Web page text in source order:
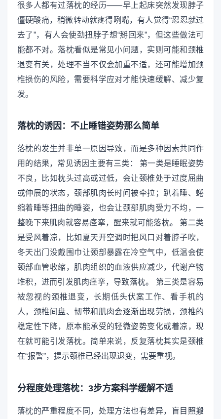
很多人都有过落枕的经历——早上起床突然发现脖子
僵硬酸痛，稍微转动就疼得咧嘴，有人觉得“忍忍就过
去了”，有人会使劲扭脖子想“掰回来”，但这些做法可
能都不对。落枕看似是常见小问题，实则可能和颈椎
退变有关，处理不当不仅会加重不适，还可能增加颈
椎损伤的风险，需要科学应对才能快速缓解、减少复
发。
落枕的诱因：不止睡错姿势那么简单
落枕的发生并非单一原因导致，而是多种因素共同作
用的结果，常见诱因主要有三类： 第一类是睡眠姿势
不良，比如枕头过高或过低，会让颈椎处于过度屈曲
或伸展的状态，颈部肌肉长时间被牵拉；趴着睡、蜷
缩着睡等扭曲的睡姿，也会让颈部肌肉受力不均，一
整晚下来肌肉就容易痉挛，醒来就可能落枕。 第二类
是受风着凉，比如夏天开空调时把风口对着脖子吹，
冬天出门没戴围巾让颈部暴露在冷空气中，低温会使
颈部血管收缩，肌肉组织的血液供应减少，代谢产物
堆积，进而引发肌肉痉挛，导致落枕。 第三类是容易
被忽视的颈椎退变，长期低头伏案工作、看手机的
人，颈椎间盘、韧带和肌肉会逐渐出现劳损，颈椎的
稳定性下降，原本能承受的轻微姿势变化或着凉，现
在就可能引发落枕。简单来说，反复落枕其实是颈椎
在“报警”，提示颈椎已经出现退变，需要重视。
分程度处理落枕：3步方案科学缓解不适
落枕的严重程度不同，处理方法也有差异，盲目照搬